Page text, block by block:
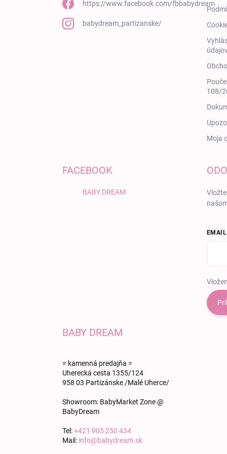
https://www.facebook.com/fbbabydream
babydream_partizanske/
108/
Moja
FACEBOOK
BABY DREAM
EMAIL
BABY DREAM
= kamenná predajňa =
Uherecká cesta 1355/124
958 03 Partizánske /Malé Uherce/
Showroom: BabyMarket Zone @
BabyDream
Tel:+421 905 250 434
Mail: info@babydream.sk